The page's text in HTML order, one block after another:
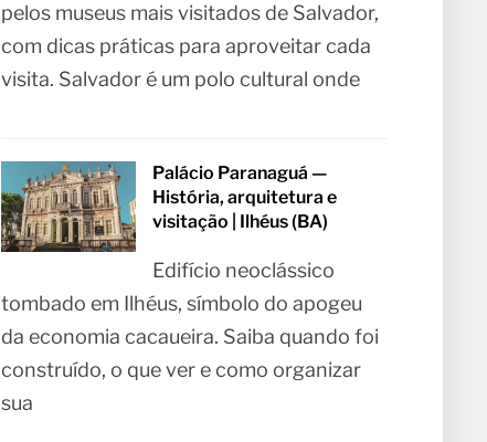
pelos museus mais visitados de Salvador,
com dicas práticas para aproveitar cada
visita. Salvador é um polo cultural onde
Palácio Paranaguá —
História, arquitetura e
visitação | Ilhéus (BA)
Edifício neoclássico
tombado em Ilhéus, símbolo do apogeu
da economia cacaueira. Saiba quando foi
construído, o que ver e como organizar
sua